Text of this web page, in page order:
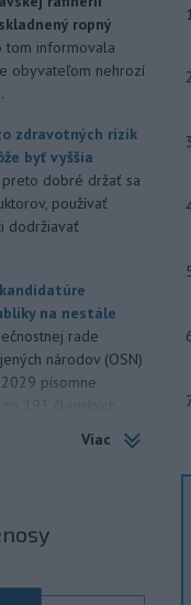
ropný
tom informovala
obyvateľom nehrozí
zdravotných rizík
byť vyššia
preto dobré držať sa
používať
dodržiavať
na nestále
rade
národov (OSN)
písomne
v reakcii na útok
prezident
Viac
2
3